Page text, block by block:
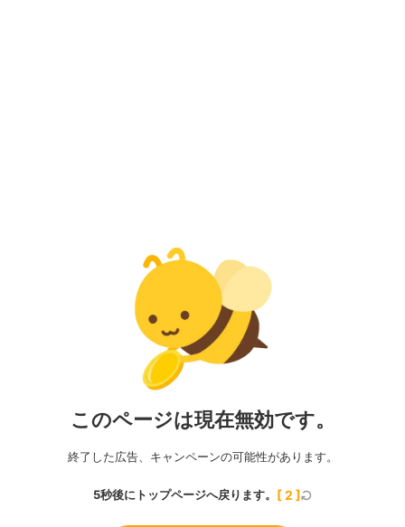
このページは現在無効です。
終了した広告、キャンペーンの可能性があります。
5秒後にトップページへ戻ります。 [2 ]